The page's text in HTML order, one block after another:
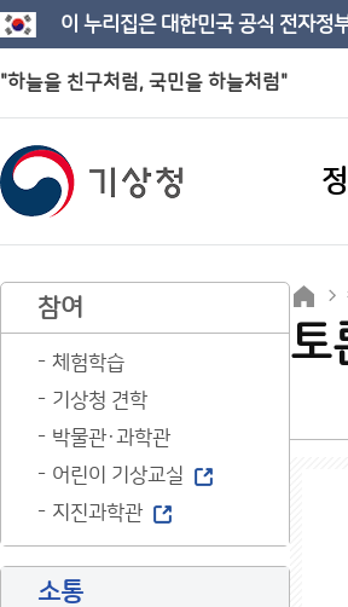
이 누리집은 대한민국 공식 전자정
"하늘을 친구처럼, 국민을 하늘처럼"
참여
체험학습
기상청 견학
박물관·과학관
어린이 기상교실
지진과학관
소통
토